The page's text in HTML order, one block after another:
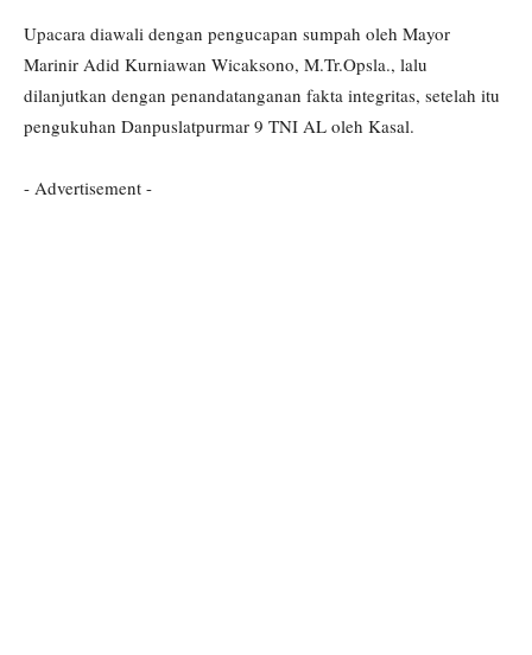
Upacara diawali dengan pengucapan sumpah oleh Mayor
Marinir Adid Kurniawan Wicaksono, M.Tr.Opsla., lalu
dilanjutkan dengan penandatanganan fakta integritas, setelah itu
pengukuhan Danpuslatpurmar 9 TNI AL oleh Kasal.
- Advertisement -